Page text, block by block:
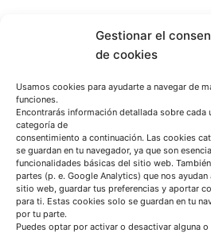
Gestionar el
de cookies
Usamos cookies para ayudarte a navegar de
funciones.
Encontrarás información detallada sobre cada
categoría de
consentimiento a continuación. Las cookies
se guardan en tu navegador, ya que son
funcionalidades básicas del sitio web.
partes (p. e. Google Analytics) que nos
sitio web, guardar tus preferencias y aportar
para ti. Estas cookies solo se guardan en tu
por tu parte.
Puedes optar por activar o desactivar alguna
HABLEMOS